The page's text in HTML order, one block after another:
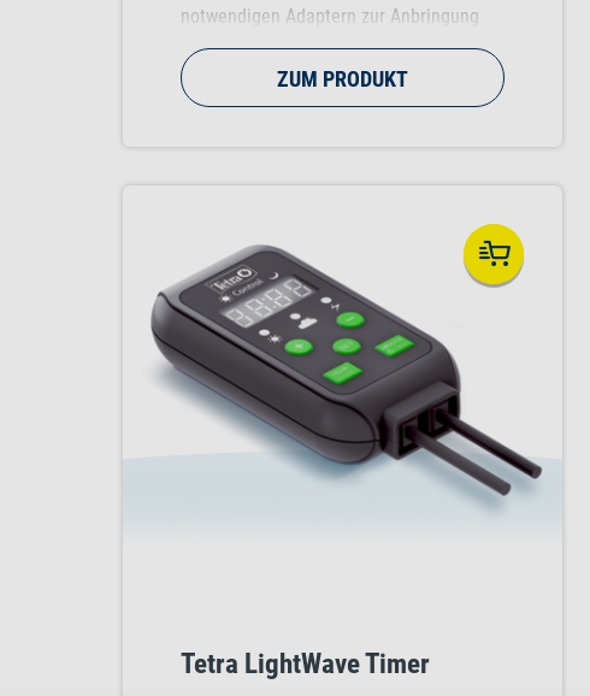
notwendigen Adaptern zur Anbringung
ermöglicht eine sofortige Inbetriebnahme
der Leuchte. Die hohe Lumenzahl der
LED lässt ihr Aquarium in einem
Wachstum der Aquarienpflanzen.
ZUM PRODUKT
Tetra LightWave Timer